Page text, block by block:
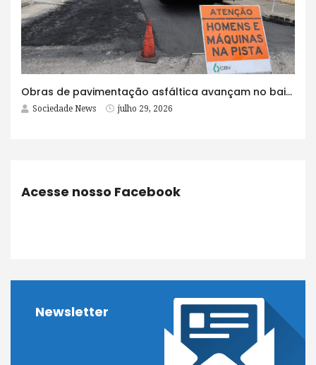
Obras de pavimentação asfáltica avançam no bairro Brasília e chegam a mais quatro ruas
Sociedade News julho 29, 2026
Acesse nosso Facebook
Newsletter